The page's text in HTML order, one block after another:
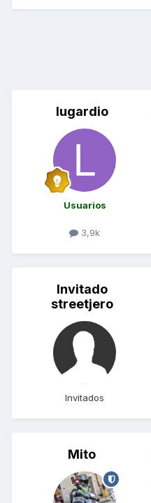
lugardio
Usuarios
3,9k
Invitado
streetjero
Invitados
Mito